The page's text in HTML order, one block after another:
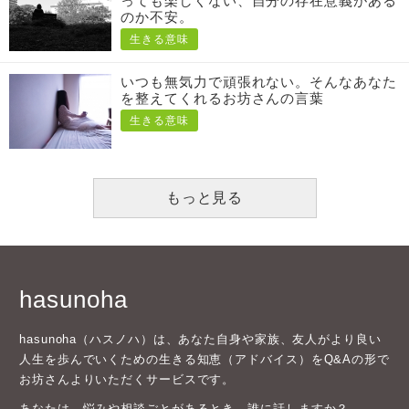
のか不安。
生きる意味
いつも無気力で頑張れない。そんなあなた
を整えてくれるお坊さんの言葉
生きる意味
もっと見る
hasunoha
hasunoha（ハスノハ）は、あなた自身や家族、友人がより良い
人生を歩んでいくための生きる知恵（アドバイス）をQ&Aの形で
お坊さんよりいただくサービスです。